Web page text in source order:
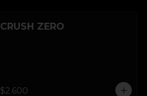
CRUSH ZERO
$2.600